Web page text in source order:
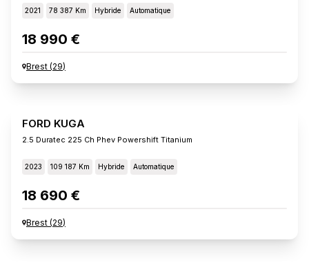
2021 78 387 Km Hybride Automatique
18 990 €
Brest (29)
FORD KUGA
2.5 Duratec 225 Ch Phev Powershift Titanium
2023 109 187 Km Hybride Automatique
18 690 €
Brest (29)